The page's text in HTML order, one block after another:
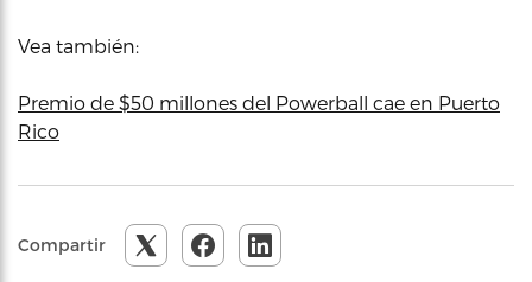
Vea también:
Premio de $50 millones del Powerball cae en Puerto
Rico
Compartir